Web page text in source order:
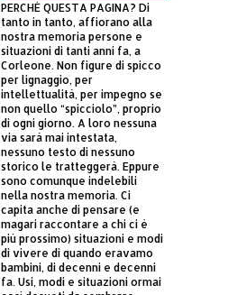
PERCHÈ QUESTA PAGINA? Di
tanto in tanto, affiorano alla
nostra memoria persone e
situazioni di tanti anni fa, a
Corleone. Non figure di spicco
per lignaggio, per
intellettualità, per impegno se
non quello “spicciolo”, proprio
di ogni giorno. A loro nessuna
via sarà mai intestata,
nessuno testo di nessuno
storico le tratteggerà. Eppure
sono comunque indelebili
nella nostra memoria. Ci
capita anche di pensare (e
magari raccontare a chi ci è
più prossimo) situazioni e modi
di vivere di quando eravamo
bambini, di decenni e decenni
fa. Usi, modi e situazioni ormai